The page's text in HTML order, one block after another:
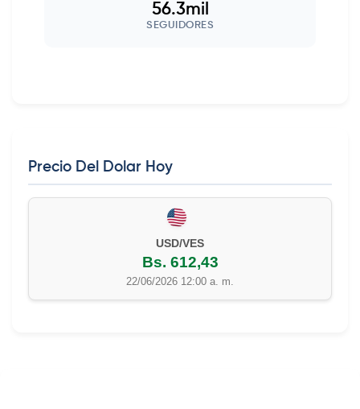
56.3mil
SEGUIDORES
Precio Del Dolar Hoy
USD/VES
Bs. 612,43
22/06/2026 12:00 a. m.